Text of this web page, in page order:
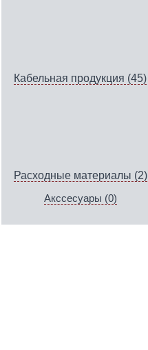
Кабельная продукция (45)
Расходные материалы (2)
Акссесуары (0)